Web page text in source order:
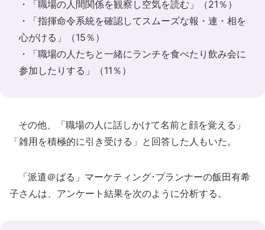
・「職場の人間関係を観察し空気を読む」（21％）
・「指揮命令系統を確認してスムーズな報・連・相を
心がける」（15％）
・「職場の人たちと一緒にランチを食べたり飲み会に
参加したりする」（11％）
その他、「職場の人に話しかけて名前と顔を覚える」
「雑用を積極的に引き受ける」と回答した人もいた。
「派遣＠ばる」マーケティング･プランナーの飯田有希
子さんは、アンケート結果を次のように分析する。